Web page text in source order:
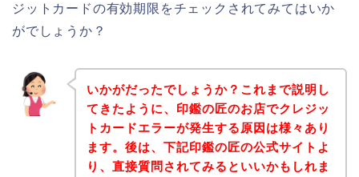
ジットカードの有効期限をチェックされてみてはいか
がでしょうか？
いかがだったでしょうか？これまで説明し
てきたように、印鑑の匠のお店でクレジッ
トカードエラーが発生する原因は様々あり
ます。後は、下記印鑑の匠の公式サイトよ
り、直接質問されてみるといいかもしれま